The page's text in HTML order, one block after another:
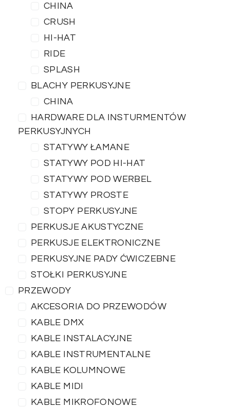
CHINA
CRUSH
HI-HAT
RIDE
SPLASH
BLACHY PERKUSYJNE
CHINA
HARDWARE DLA INSTURMENTÓW
PERKUSYJNYCH
STATYWY ŁAMANE
STATYWY POD HI-HAT
STATYWY POD WERBEL
STATYWY PROSTE
STOPY PERKUSYJNE
PERKUSJE AKUSTYCZNE
PERKUSJE ELEKTRONICZNE
PERKUSYJNE PADY ĆWICZEBNE
STOŁKI PERKUSYJNE
PRZEWODY
AKCESORIA DO PRZEWODÓW
KABLE DMX
KABLE INSTALACYJNE
KABLE INSTRUMENTALNE
KABLE KOLUMNOWE
KABLE MIDI
KABLE MIKROFONOWE